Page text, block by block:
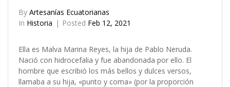
By Artesanías Ecuatorianas
In Historia Posted Feb 12, 2021
Ella es Malva Marina Reyes, la hija de Pablo Neruda.
Nació con hidrocefalia y fue abandonada por ello. El
hombre que escribió los más bellos y dulces versos,
llamaba a su hija, «punto y coma» (por la proporción